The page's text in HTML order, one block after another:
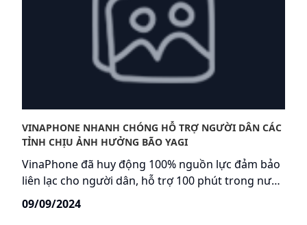
VINAPHONE NHANH CHÓNG HỖ TRỢ NGƯỜI DÂN CÁC
TỈNH CHỊU ẢNH HƯỞNG BÃO YAGI
VinaPhone đã huy động 100% nguồn lực đảm bảo
liên lạc cho người dân, hỗ trợ 100 phút trong nước
(nội/ngoại mạng) và 15Gb Data trong vòng 3 ngày,
09/09/2024